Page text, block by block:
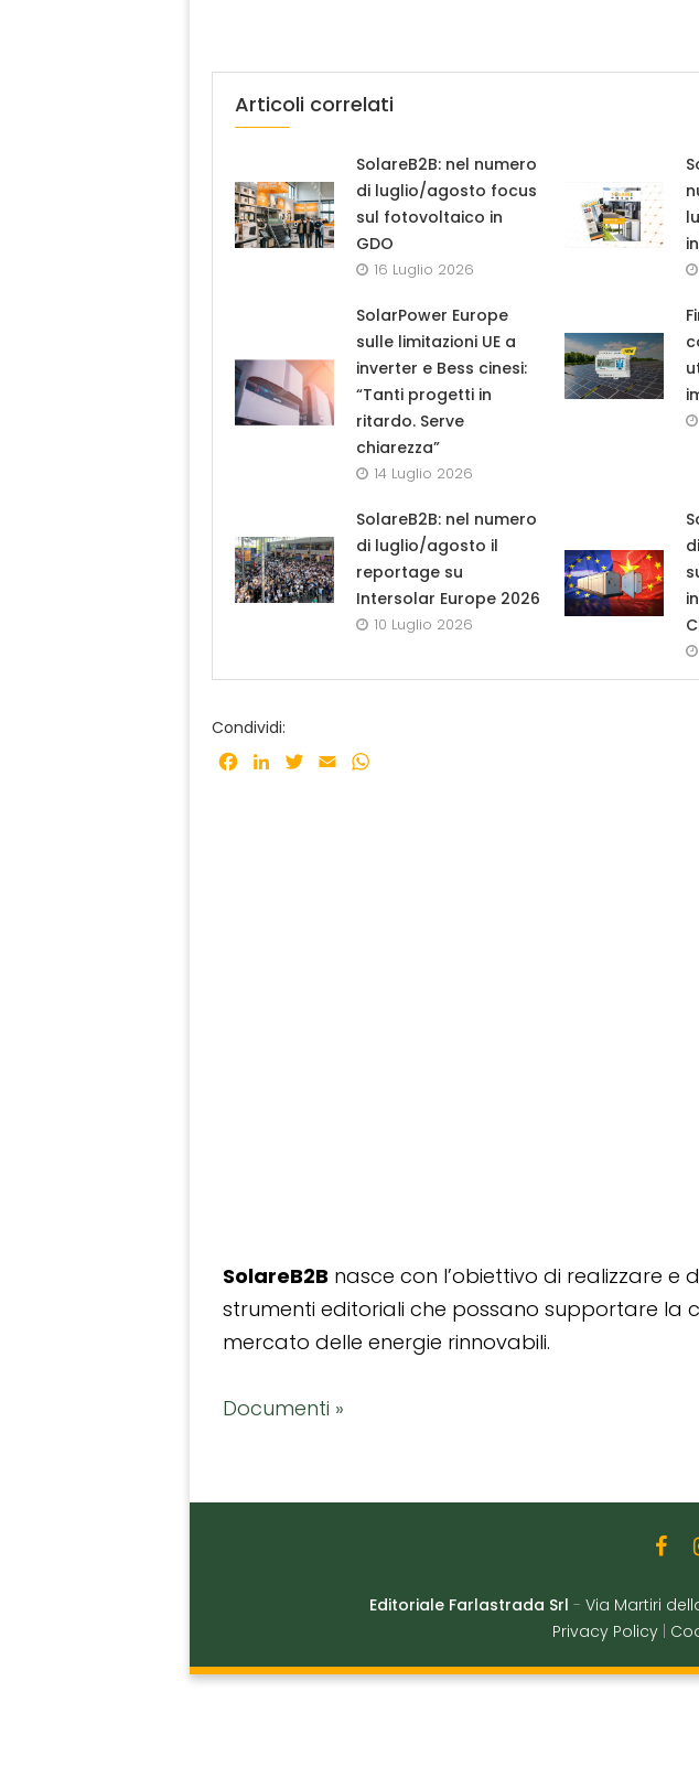
Articoli correlati
SolareB2B: nel numero
di luglio/agosto focus
sul fotovoltaico in
GDO
16 Luglio 2026
SolarPower Europe
sulle limitazioni UE a
inverter e Bess cinesi:
“Tanti progetti in
ritardo. Serve
chiarezza”
14 Luglio 2026
SolareB2B: nel numero
di luglio/agosto il
reportage su
Intersolar Europe 2026
10 Luglio 2026
Condividi:
Facebook
LinkedInTwitter
Email
SolareB2B nasce con l’obiettivo di realizzare e
strumenti editoriali che possano supportare la
mercato delle energie rinnovabili.
Documenti »
Editoriale Farlastrada Srl - Via Martiri
Privacy Policy